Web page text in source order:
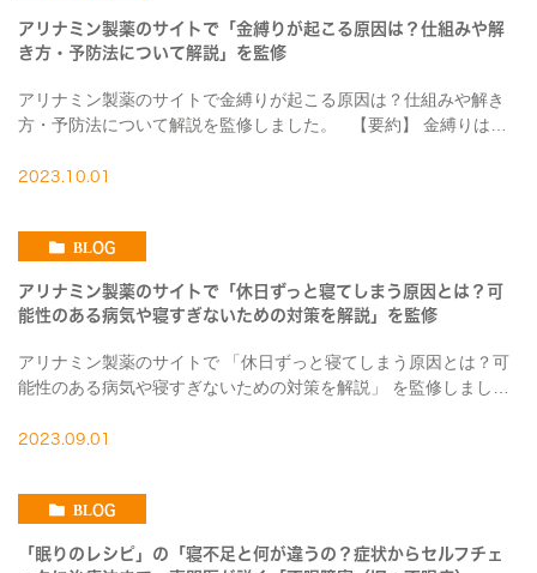
アリナミン製薬のサイトで「金縛りが起こる原因は？仕組みや解
き方・予防法について解説」を監修
アリナミン製薬のサイトで金縛りが起こる原因は？仕組みや解き
方・予防法について解説を監修しました。 【要約】 金縛りは医
ICSD-3（睡眠障害国際分類第 […]
2023.10.01
BLOG
アリナミン製薬のサイトで「休日ずっと寝てしまう原因とは？可
能性のある病気や寝すぎないための対策を解説」を監修
アリナミン製薬のサイトで 「休日ずっと寝てしまう原因とは？可
能性のある病気や寝すぎないための対策を解説」 を監修しまし
多いのは「睡眠不足」です。平日の睡眠不足 […]
2023.09.01
BLOG
「眠りのレシピ」の「寝不足と何が違うの？症状からセルフチェ